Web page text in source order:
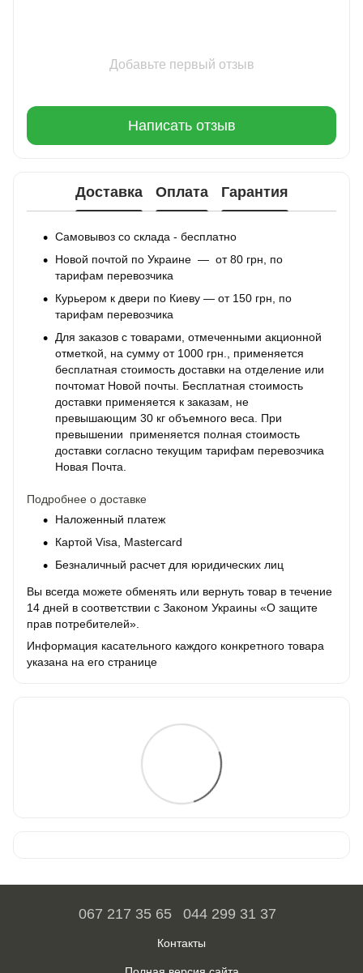
Добавьте первый отзыв
Написать отзыв
Доставка Оплата Гарантия
Самовывоз со склада - бесплатно
Новой почтой по Украине — от 80 грн, по
тарифам перевозчика
Курьером к двери по Киеву — от 150 грн, по
тарифам перевозчика
Для заказов с товарами, отмеченными акционной
отметкой, на сумму от 1000 грн., применяется
бесплатная стоимость доставки на отделение или
почтомат Новой почты. Бесплатная стоимость
доставки применяется к заказам, не
превышающим 30 кг объемного веса. При
превышении применяется полная стоимость
доставки согласно текущим тарифам перевозчика
Новая Почта.
Подробнее о доставке
Наложенный платеж
Картой Visa, Mastercard
Безналичный расчет для юридических лиц
Вы всегда можете обменять или вернуть товар в течение
14 дней в соответствии с Законом Украины «О защите
прав потребителей».
Информация касательного каждого конкретного товара
указана на его странице
067 217 35 65 044 299 31 37
Контакты